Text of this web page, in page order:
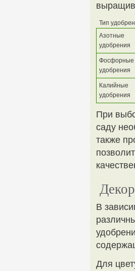
Тип
Азотные
удобрения
Фосфорные
удобрения
Калийные
удобрения
При
саду
также
В
Для